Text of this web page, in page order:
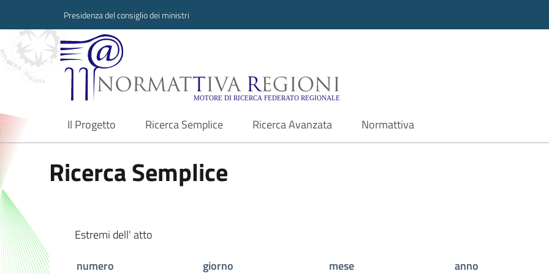
Presidenza del consiglio dei ministri
Normattiva Regioni - Motore di ricerca
Il Progetto
current Ricerca Semplice Ricerca Avanzata Normattiva
Ricerca Semplice
Estremi dell' atto
numero
giorno mese
anno